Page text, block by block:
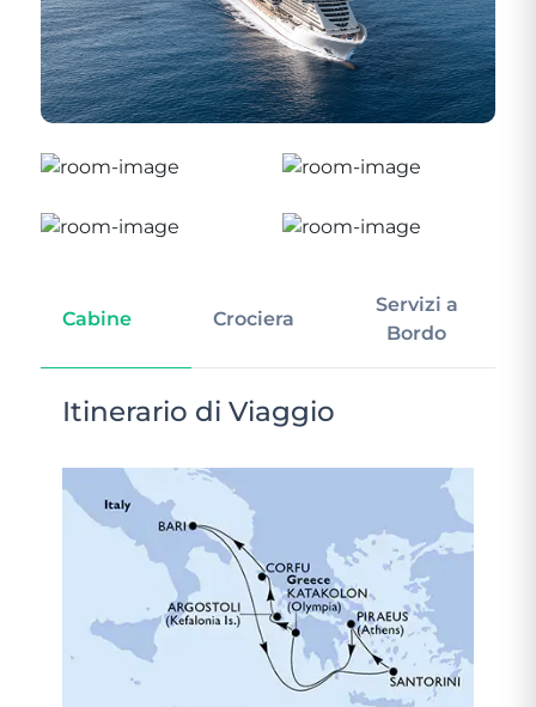
Cabine Crociera
Servizi a
Bordo
Itinerario di Viaggio